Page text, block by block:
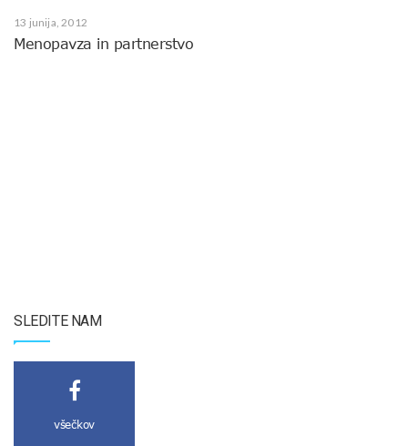
13 junija, 2012
Menopavza in partnerstvo
SLEDITE NAM
všečkov